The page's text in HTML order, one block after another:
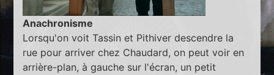
Anachronisme
Lorsqu'on voit Tassin et Pithiver descendre la
rue pour arriver chez Chaudard, on peut voir en
arrière-plan, à gauche sur l'écran, un petit